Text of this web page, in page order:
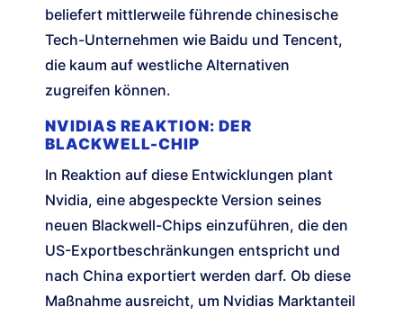
beliefert mittlerweile führende chinesische
Tech-Unternehmen wie Baidu und Tencent,
die kaum auf westliche Alternativen
zugreifen können.
NVIDIAS REAKTION: DER
BLACKWELL-CHIP
In Reaktion auf diese Entwicklungen plant
Nvidia, eine abgespeckte Version seines
neuen Blackwell-Chips einzuführen, die den
US-Exportbeschränkungen entspricht und
nach China exportiert werden darf. Ob diese
Maßnahme ausreicht, um Nvidias Marktanteil